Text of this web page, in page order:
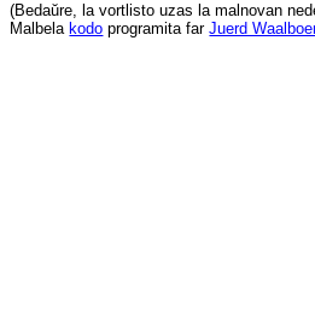
(Bedaŭre, la vortlisto uzas la malnovan
Malbela kodo programita far Juerd